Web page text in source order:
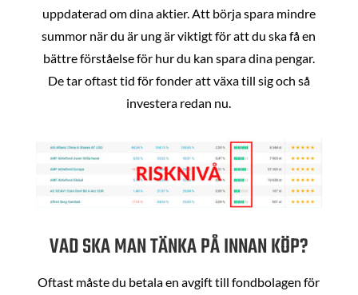
uppdaterad om dina aktier. Att börja spara mindre
summor när du är ung är viktigt för att du ska få en
bättre förståelse för hur du kan spara dina pengar.
De tar oftast tid för fonder att växa till sig och så
investera redan nu.
VAD SKA MAN TÄNKA PÅ INNAN KÖP?
Oftast måste du betala en avgift till fondbolagen för